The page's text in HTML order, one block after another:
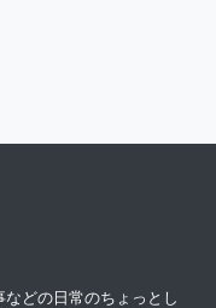
どの日常のちょっとし